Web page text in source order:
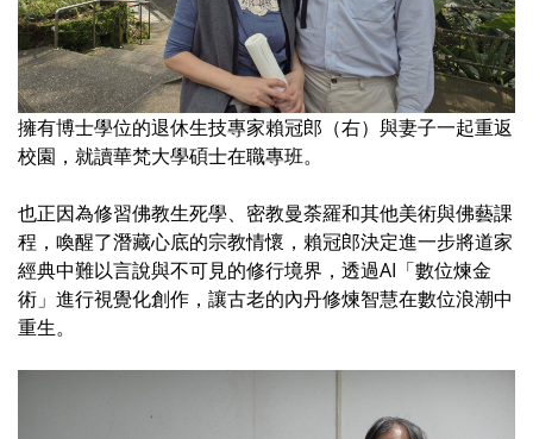
擁有博士學位的退休生技專家賴冠郎（右）與妻子一起重返
校園，就讀華梵大學碩士在職專班。
也正因為修習佛教生死學、密教曼荼羅和其他美術與佛藝課
程，喚醒了潛藏心底的宗教情懷，賴冠郎決定進一步將道家
經典中難以言說與不可見的修行境界，透過AI「數位煉金
術」進行視覺化創作，讓古老的內丹修煉智慧在數位浪潮中
重生。